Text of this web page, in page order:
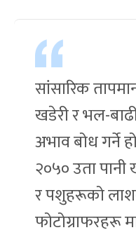
सांसारिक
खडेरी र भल-
अभाव बोध गर्ने
२०५० उता
र पशुहरूको
फोटोग्राफरहरू